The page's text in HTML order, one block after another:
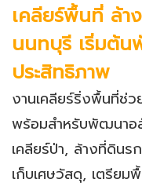
เคลียร์พื้นที่ ล้า
นนทบุรี เริ่มต้
ประสิทธิภาพ
งานเคลียร์ริ่งพื้นที่ช่
พร้อมสำหรับพัฒนาอ
เคลียร์ป่า, ล้างที่ดิน
เก็บเศษวัสดุ, เตรีย